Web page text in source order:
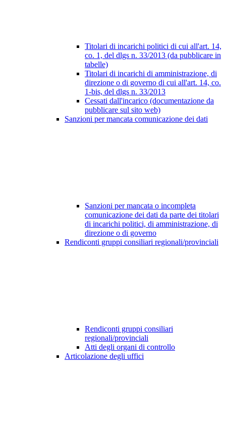
Titolari di incarichi politici di cui all'art. 14,
co. 1, del dlgs n. 33/2013 (da pubblicare in
tabelle)
Titolari di incarichi di amministrazione, di
direzione o di governo di cui all'art. 14, co.
1-bis, del dlgs n. 33/2013
Cessati dall'incarico (documentazione da
pubblicare sul sito web)
Sanzioni per mancata comunicazione dei dati
Sanzioni per mancata o incompleta
comunicazione dei dati da parte dei titolari
di incarichi politici, di amministrazione, di
direzione o di governo
Rendiconti gruppi consiliari regionali/provinciali
Rendiconti gruppi consiliari
regionali/provinciali
Atti degli organi di controllo
Articolazione degli uffici